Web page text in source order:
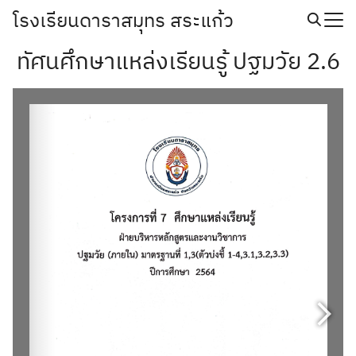
Skip
content
โรงเรียนดาราสมุทร สระแก้ว
Search
for:
ทัศนศึกษาแหล่งเรียนรู้ ปฐมวัย 2.6